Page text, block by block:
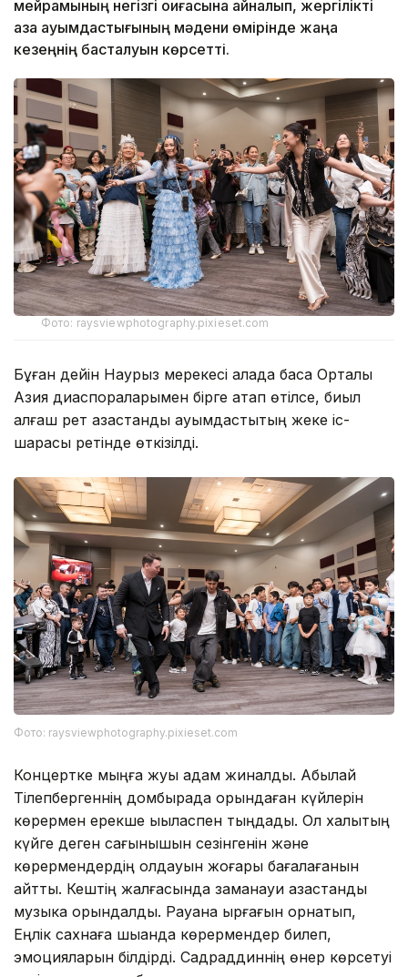
мейрамының негізгі оқиғасына айналып, жергілікті
қазақ қауымдастығының мәдени өмірінде жаңа
кезеңнің басталуын көрсетті.
Фото: raysviewphotography.pixieset.com
Бұған дейін Наурыз мерекесі қалада басқа Орталық
Азия диаспораларымен бірге атап өтілсе, биыл
алғаш рет қазақстандық қауымдастықтың жеке іс-
шарасы ретінде өткізілді.
Фото: raysviewphotography.pixieset.com
Концертке мыңға жуық адам жиналды. Абылай
Тілепбергеннің домбырада орындаған күйлерін
көрермен ерекше ықыласпен тыңдады. Ол халықтың
күйге деген сағынышын сезінгенін және
көрермендердің қолдауын жоғары бағалағанын
айтты. Кештің жалғасында заманауи қазақстандық
музыка орындалды. Рауана ырғағын орнатып,
Еңлік сахнаға шыққанда көрермендер билеп,
эмоцияларын білдірді. Садраддиннің өнер көрсетуі